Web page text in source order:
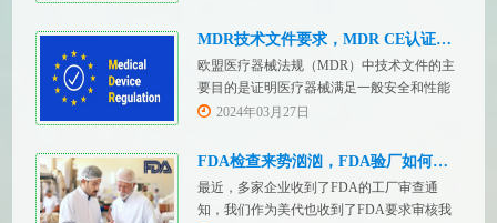
管要求，即他们必须在沙特阿拉伯获得其设
务，FDASUNGO全球合规业务版图再添新模
块。F
MDR技术文件要求，MDR CE认证办理
欧盟医疗器械法规（MDR）中技术文件的主
要目的是证明医疗器械满足一般安全和性能
要求。无论类别如何，所有医疗设备都必须
有关技术文件的要求。MDR技术文档结构：
2024年03月27日
FDA检查来势汹汹，FDA验厂如何应对？
最近，多家企业收到了FDA的工厂审查通
知，我们作为美代也收到了FDA要求审核我